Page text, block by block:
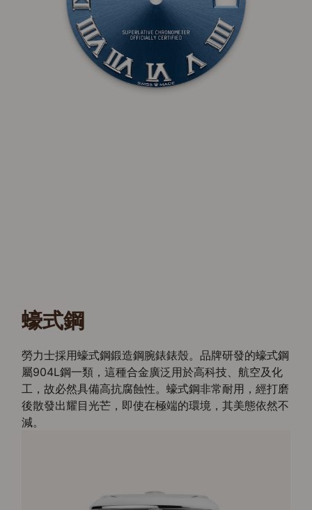
蠔式鋼
勞力士採用蠔式鋼鍛造鋼腕錶錶殼。品牌研發的蠔式鋼
屬904L鋼一類，這種合金廣泛用於高科技、航空及化
工，故必然具備高抗腐蝕性。蠔式鋼非常耐用，經打磨
後散發出耀目光芒，即使在極端的環境，其美態依然不
減。